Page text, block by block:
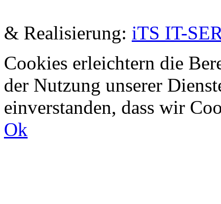
& Realisierung: iTS IT-
Cookies erleichtern die
der Nutzung unserer
einverstanden, dass wir
Ok